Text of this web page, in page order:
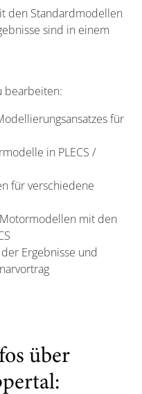
den Standardmodellen
sind in einem
bearbeiten:
für
in PLECS /
für verschiedene
mit den
Ergebnisse und
über